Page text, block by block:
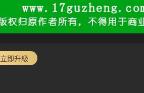
立即升級